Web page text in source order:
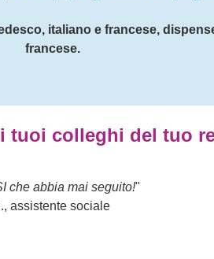
italiano e francese,
francese.
tuoi colleghi del tuo
utile e piena di informazioni.
super importanti.